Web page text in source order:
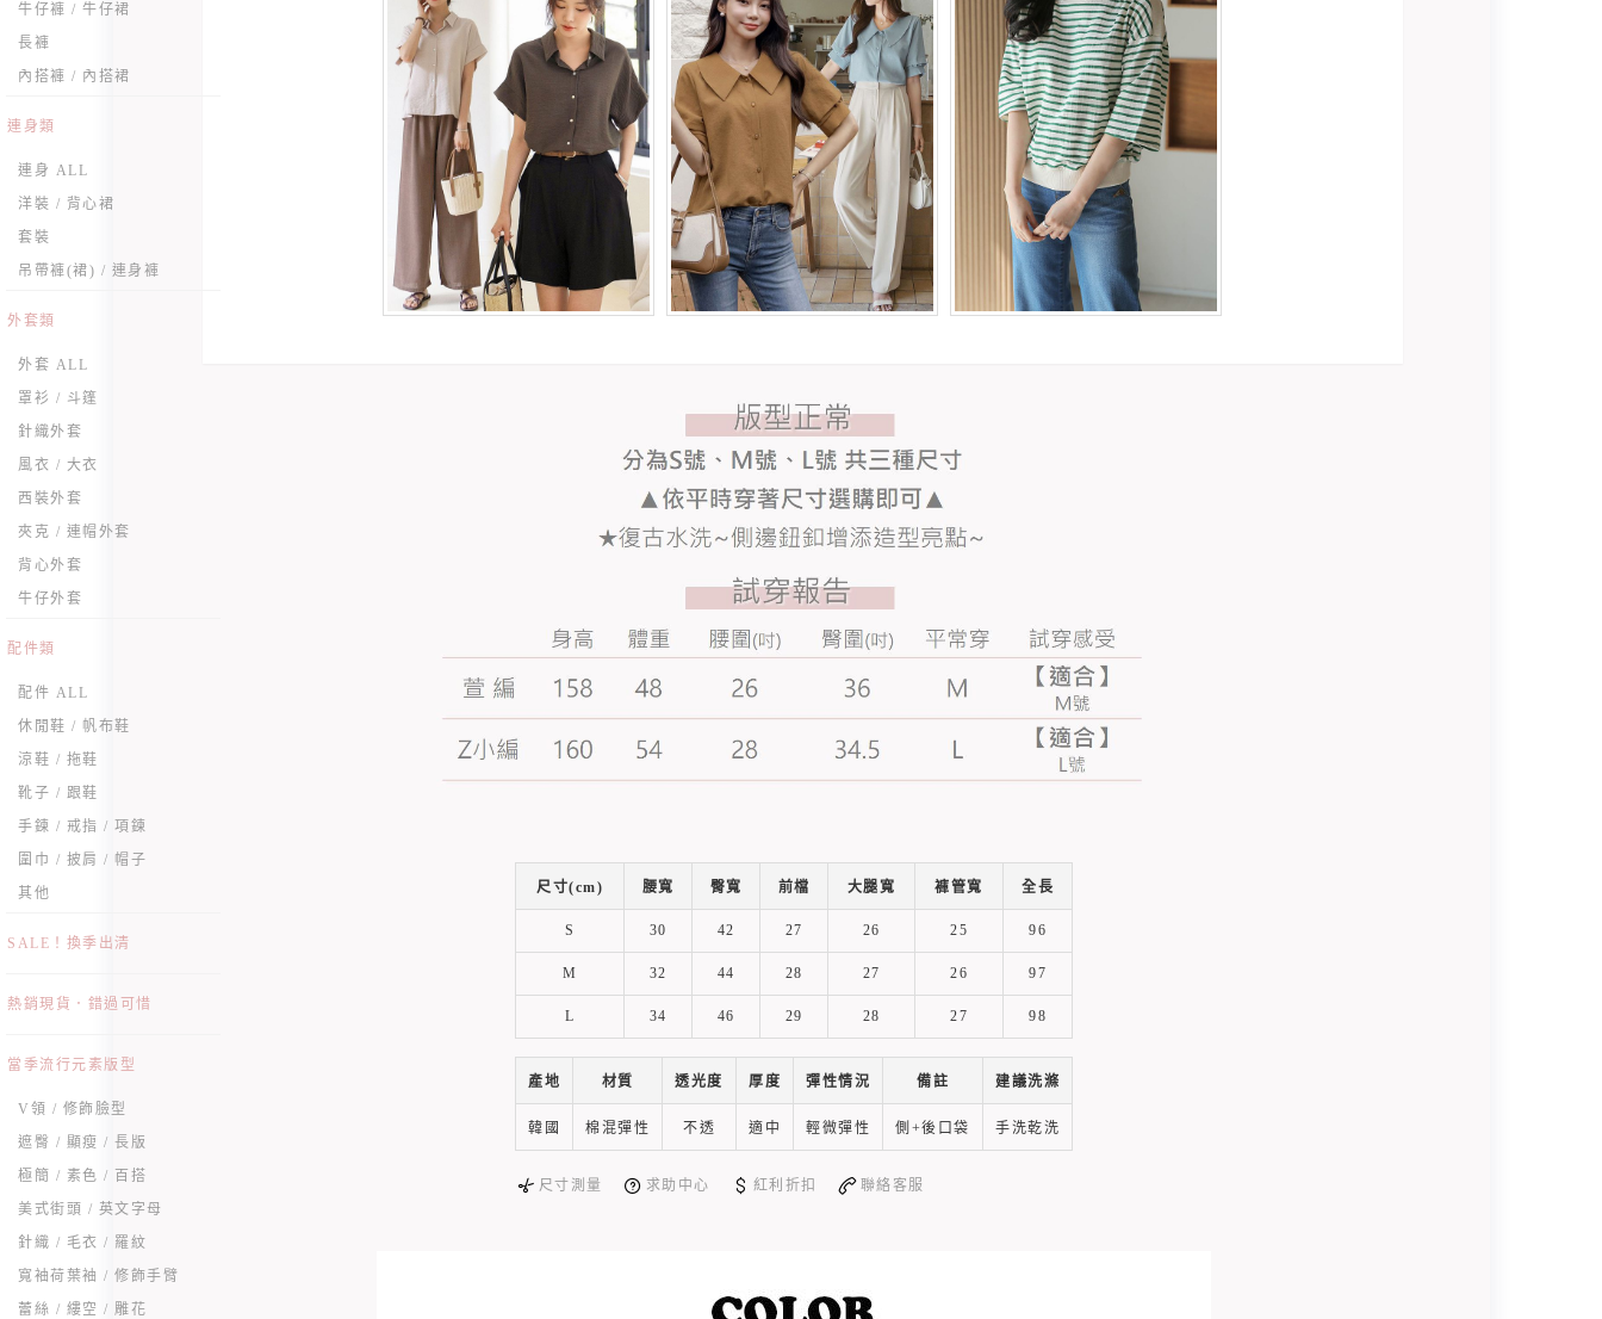
牛仔褲 / 牛仔裙
長褲
內搭褲 / 內搭裙
連身類
連身 ALL
洋裝 / 背心裙
套裝
吊帶褲(裙) / 連身褲
外套類
外套 ALL
罩衫 / 斗篷
針織外套
風衣 / 大衣
西裝外套
夾克 / 連帽外套
背心外套
牛仔外套
配件類
配件 ALL
休閒鞋 / 帆布鞋
涼鞋 / 拖鞋
靴子 / 跟鞋
手鍊 / 戒指 / 項鍊
圍巾 / 披肩 / 帽子
其他
SALE！換季出清
熱銷現貨．錯過可惜
當季流行元素版型
V領 / 修飾臉型
遮臀 / 顯瘦 / 長版
極簡 / 素色 / 百搭
美式街頭 / 英文字母
針織 / 毛衣 / 羅紋
寬袖荷葉袖 / 修飾手臂
蕾絲 / 縷空 / 雕花
尺寸(cm) 腰寬 臀寬 前檔 大腿寬 褲管寬 全長
S 30 42 27 26 25 96
M 32 44 28 27 26 97
L 34 46 29 28 27 98
產地 材質 透光度 厚度 彈性情況 備註 建議洗滌
韓國 棉混彈性 不透 適中 輕微彈性 側+後口袋 手洗乾洗
尺寸測量 求助中心 紅利折扣 聯絡客服